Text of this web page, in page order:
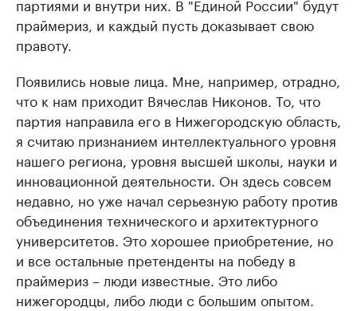
партиями и внутри них. В "Единой России" будут
праймериз, и каждый пусть доказывает свою
правоту.
Появились новые лица. Мне, например, отрадно,
что к нам приходит Вячеслав Никонов. То, что
партия направила его в Нижегородскую область,
я считаю признанием интеллектуального уровня
нашего региона, уровня высшей школы, науки и
инновационной деятельности. Он здесь совсем
недавно, но уже начал серьезную работу против
объединения технического и архитектурного
университетов. Это хорошее приобретение, но
и все остальные претенденты на победу в
праймериз – люди известные. Это либо
нижегородцы, либо люди с большим опытом.